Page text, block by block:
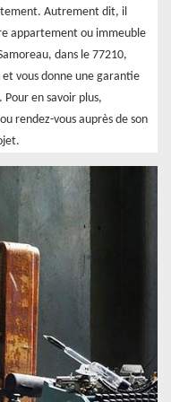
Autrement dit, il
appartement ou immeuble
dans le 77210,
vous donne une garantie
en savoir plus,
rendez-vous auprès de son